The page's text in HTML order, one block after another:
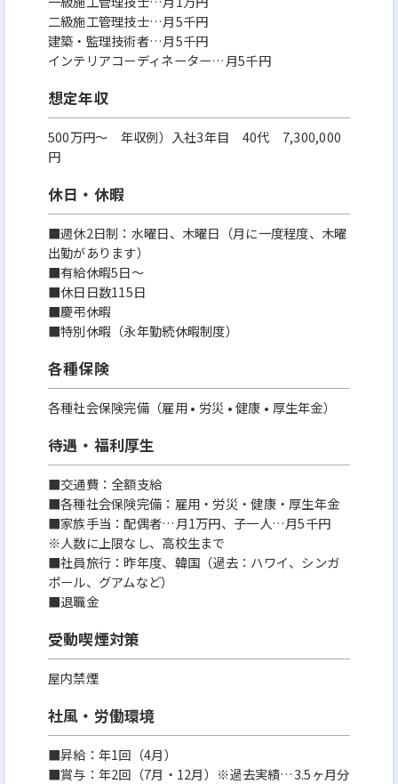
二級施工管理技士…月5千円
建築・監理技術者…月5千円
インテリアコーディネーター…月5千円
想定年収
500万円〜 年収例）入社3年目 40代 7,300,000
円
休日・休暇
■週休2日制：水曜日、木曜日（月に一度程度、木曜
出勤があります）
■有給休暇5日〜
■休日日数115日
■慶弔休暇
■特別休暇（永年勤続休暇制度）
各種保険
各種社会保険完備（雇用 • 労災 • 健康 • 厚生年金）
待遇・福利厚生
■交通費：全額支給
■各種社会保険完備：雇用・労災・健康・厚生年金
■家族手当：配偶者…月1万円、子一人…月5千円
※人数に上限なし、高校生まで
■社員旅行：昨年度、韓国（過去：ハワイ、シンガ
ポール、グアムなど）
■退職金
受動喫煙対策
屋内禁煙
社風・労働環境
■昇給：年1回（4月）
■賞与：年2回（7月・12月）※過去実績…3.5ヶ月分